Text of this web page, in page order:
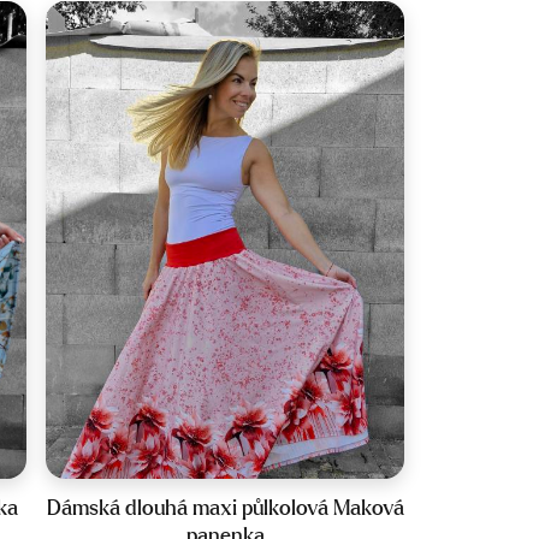
byla:
299 Kč.
je:
150 Kč.
Velikost:34-44
Dámská dlouhá maxi půlkolová Maková